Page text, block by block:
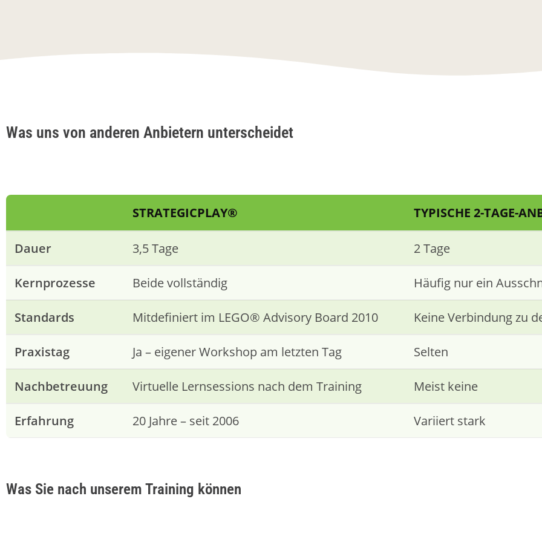
Was uns von anderen Anbietern unterscheidet
STRATEGICPLAY® TYPISCHE 2-TAGE-
Dauer 3,5 Tage 2 Tage
Kernprozesse Beide vollständig Häufig nur ein
Standards Mitdefiniert im LEGO® Advisory Board 2010 Keine Verbindung zu
Praxistag Ja – eigener Workshop am letzten Tag Selten
Nachbetreuung Virtuelle Lernsessions nach dem Training Meist keine
Erfahrung 20 Jahre – seit 2006 Variiert stark
Was Sie nach unserem Training können